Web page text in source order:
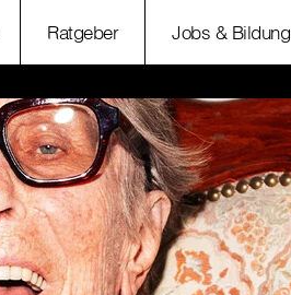
Ratgeber Jobs & Bildung